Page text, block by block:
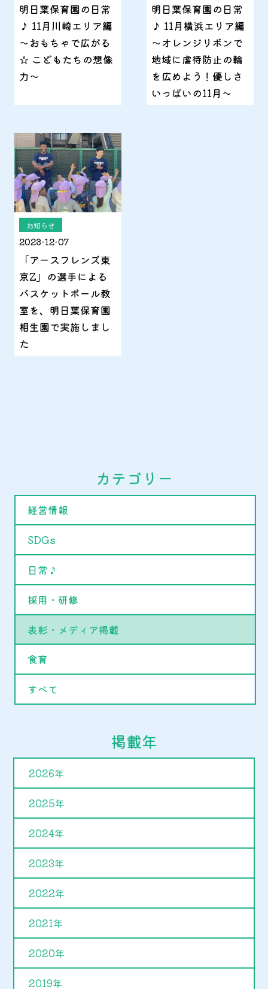
明日葉保育園の日常
♪ 11月川崎エリア編
～おもちゃで広がる
☆ こどもたちの想像
力～
明日葉保育園の日常
♪ 11月横浜エリア編
～オレンジリボンで
地域に虐待防止の輪
を広めよう！優しさ
いっぱいの11月～
お知らせ
2023-12-07
「アースフレンズ東
京Z」の選手による
バスケットボール教
室を、明日葉保育園
相生園で実施しまし
た
カテゴリー
経営情報
SDGs
日常♪
採用・研修
表彰・メディア掲載
食育
すべて
掲載年
2026年
2025年
2024年
2023年
2022年
2021年
2020年
2019年